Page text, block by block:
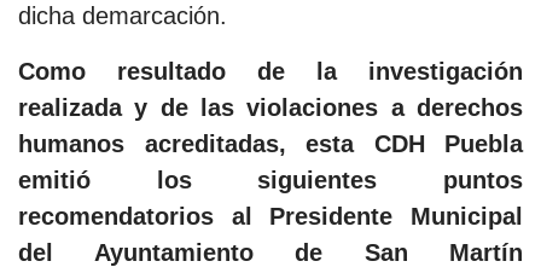
dicha demarcación.
Como resultado de la investigación
realizada y de las violaciones a derechos
humanos acreditadas, esta CDH Puebla
emitió los siguientes puntos
recomendatorios al Presidente Municipal
del Ayuntamiento de San Martín